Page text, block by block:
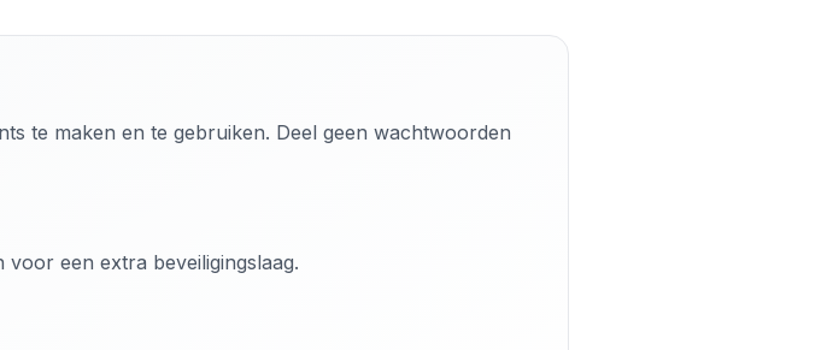
te maken en te gebruiken. Deel geen wachtwoorden
een extra beveiligingslaag.